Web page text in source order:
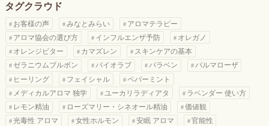
タグクラウド
お客様の声 みなとみらい
アロマテラピー
アロマ協会の選び方
インフルエンザ予防
オレガノ
オレンジビター
カマズレン
スキンケアの基本
ゼラニウムブルボン
バイオラブ パラベン
パルマローザ
ヒーリング
フェイシャル
ペパーミント
メディカルアロマ 独学
ユーカリラディアタ
ラベンダー 使い方
レモン精油
ローズマリー・シネオール精油
価値観
光毒性 アロマ
女性ホルモン 安眠 アロマ
官能性